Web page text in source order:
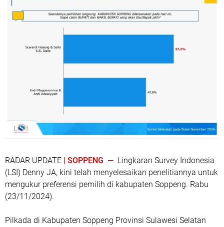
RADAR UPDATE | SOPPENG — Lingkaran Survey Indonesia
(LSI) Denny JA, kini telah menyelesaikan penelitiannya untuk
mengukur preferensi pemilih di kabupaten Soppeng. Rabu
(23/11/2024).
Pilkada di Kabupaten Soppeng Provinsi Sulawesi Selatan